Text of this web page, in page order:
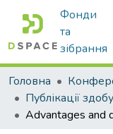
Фонди
та
зібрання
Головна